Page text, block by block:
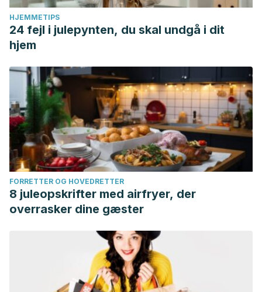
HJEMMETIPS
24 fejl i julepynten, du skal undgå i dit
hjem
FORRETTER OG HOVEDRETTER
8 juleopskrifter med airfryer, der
overrasker dine gæster